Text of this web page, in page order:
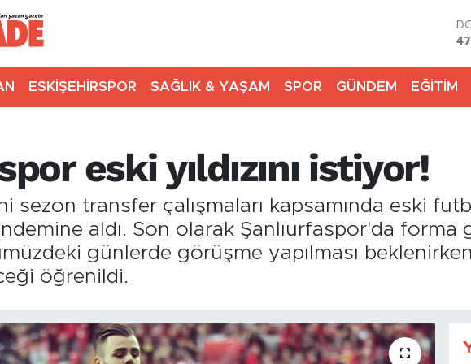
ESKİŞEHİRSPOR SAĞLIK & YAŞAM SPOR GÜNDEM EĞİTİM
eski yıldızını istiyor!
sezon transfer çalışmaları kapsamında eski
aldı. Son olarak Şanlıurfaspor'da
günlerde görüşme yapılması
öğrenildi.